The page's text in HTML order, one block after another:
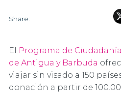
Share:
El
Programa de
de Antigua y Barbuda
viajar sin visado a 150
donación a partir de